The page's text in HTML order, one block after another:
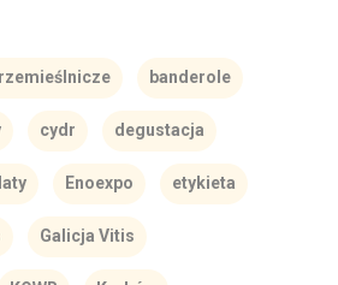
banderole
cydr degustacja
Enoexpo etykieta
Galicja Vitis